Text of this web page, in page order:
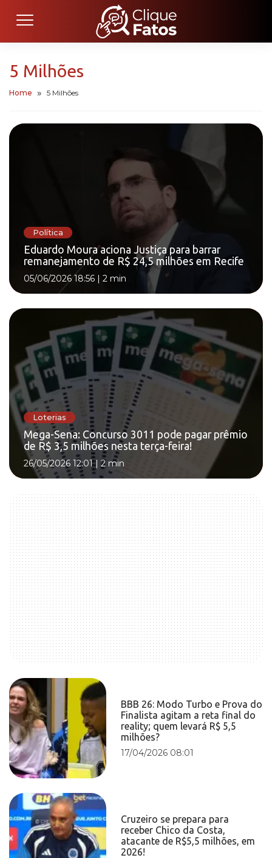
5 Milhões
Home 5 Milhões
Política
Eduardo Moura aciona Justiça para barrar
remanejamento de R$ 24,5 milhões em Recife
05/06/2026 18:56 | 2 min
Loterias
Mega-Sena: Concurso 3011 pode pagar prêmio
de R$ 3,5 milhões nesta terça-feira!
26/05/2026 12:01| 2 min
BBB 26: Modo Turbo e Prova do
Finalista agitam a reta final do
reality; quem levará R$ 5,5
milhões?
17/04/2026 08:01
Cruzeiro se prepara para
receber Chico da Costa,
atacante de R$5,5 milhões, em
2026!